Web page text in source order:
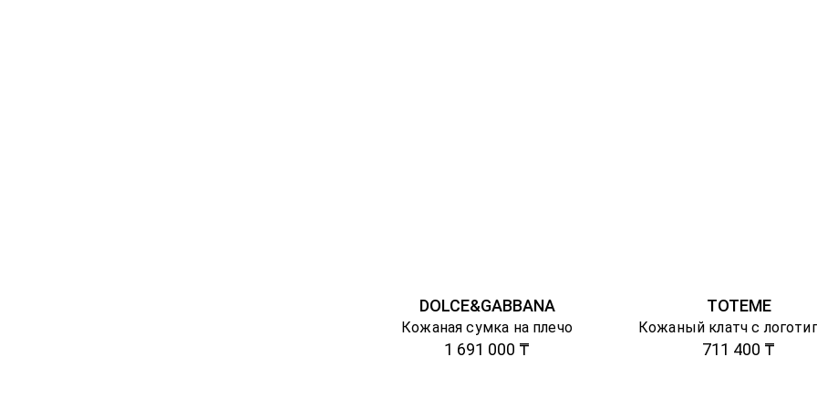
DOLCE&GABBANA
Кожаная сумка на плечо
1 691 000 ₸
TOTEME
Кожаный клатч с
711 400 ₸